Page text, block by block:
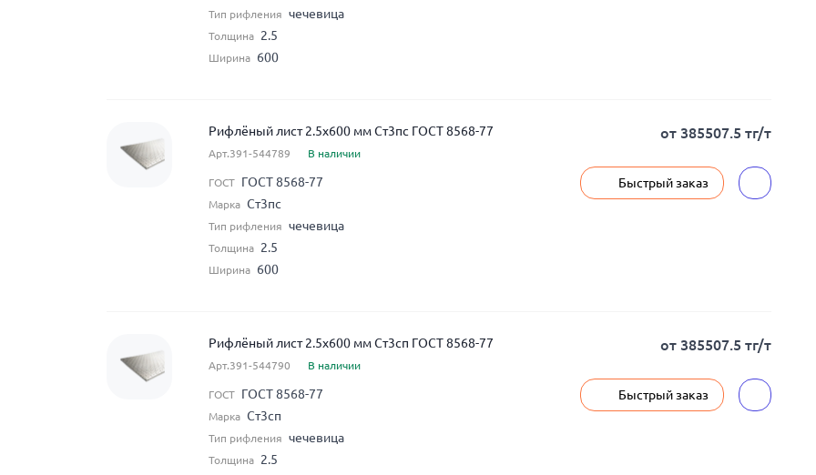
Тип рифления чечевица
Толщина 2.5
Ширина 600
Рифлёный лист 2.5x600 мм Ст3пс ГОСТ 8568-77
Арт.391-544789 В наличии
ГОСТ ГОСТ 8568-77
Марка Ст3пс
Тип рифления чечевица
Толщина 2.5
Ширина 600
от 385507.5 тг/т
Быстрый заказ
Рифлёный лист 2.5x600 мм Ст3сп ГОСТ 8568-77
Арт.391-544790 В наличии
ГОСТ ГОСТ 8568-77
Марка Ст3сп
Тип рифления чечевица
Толщина 2.5
от 385507.5 тг/т
Быстрый заказ